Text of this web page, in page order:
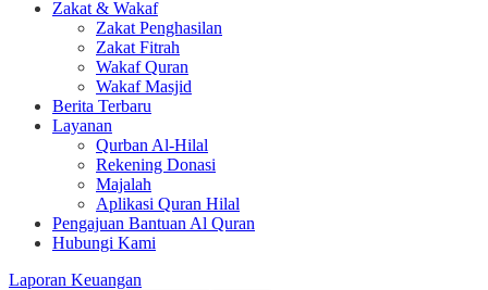
Zakat & Wakaf
Zakat Penghasilan
Zakat Fitrah
Wakaf Quran
Wakaf Masjid
Berita Terbaru
Layanan
Qurban Al-Hilal
Rekening Donasi
Majalah
Aplikasi Quran Hilal
Pengajuan Bantuan Al Quran
Hubungi Kami
Laporan Keuangan